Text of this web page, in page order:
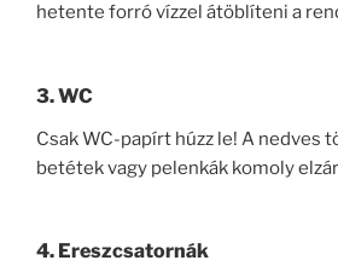
hetente forró vízzel átöblíteni a
3. WC
Csak WC-papírt húzz le! A nedves
betétek vagy pelenkák komoly
4. Ereszcsatornák